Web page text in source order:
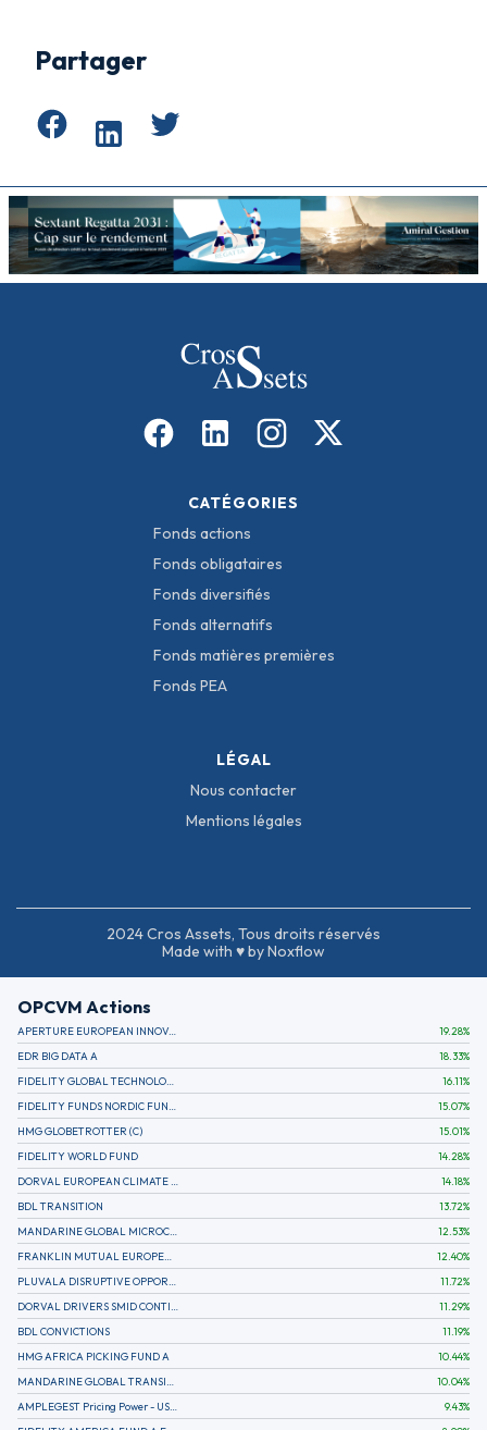
Partager
CATÉGORIES
Fonds actions
Fonds obligataires
Fonds diversifiés
Fonds alternatifs
Fonds matières premières
Fonds PEA
LÉGAL
Nous contacter
Mentions légales
2024 Cros Assets, Tous droits réservés
Made with ♥ by Noxflow
OPCVM Actions
APERTURE EUROPEAN INNOVATION 19.28%
EDR BIG DATA A
18.33%
FIDELITY GLOBAL TECHNOLOGY FUND A EUR
16.11%
FIDELITY FUNDS NORDIC FUND A
15.07%
HMG GLOBETROTTER (C)
15.01%
FIDELITY WORLD FUND
14.28%
DORVAL EUROPEAN CLIMATE INITIATIVE R (C)
14.18%
BDL TRANSITION
13.72%
MANDARINE GLOBAL MICROCAP
12.53%
FRANKLIN MUTUAL EUROPEAN FUND A EUR (C)
12.40%
PLUVALA DISRUPTIVE OPPORTUNITIES
11.72%
DORVAL DRIVERS SMID CONTINENTAL EUROPE
11.29%
BDL CONVICTIONS
11.19%
HMG AFRICA PICKING FUND A
10.44%
MANDARINE GLOBAL TRANSITION R
10.04%
AMPLEGEST Pricing Power - US - AC
9.43%